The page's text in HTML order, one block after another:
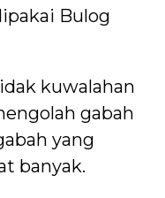
Bulog
kuwalahan
gabah
yang
banyak.